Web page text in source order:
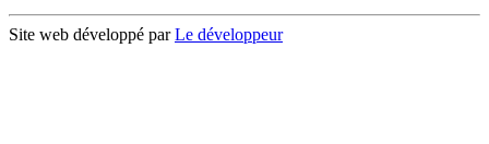
Site web développé parLe développeur